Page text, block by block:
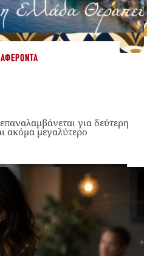
για δεύτερη
ακόμα μεγαλύτερο